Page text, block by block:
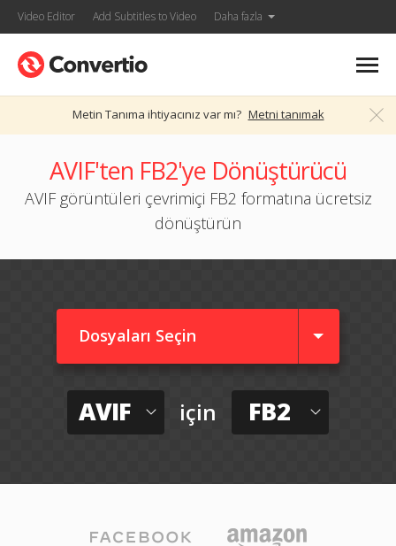
Video Editor Add Subtitles to Video Daha fazla
Metin Tanıma ihtiyacınız var mı? Metni tanımak
AVIF'ten FB2'ye Dönüştürücü
AVIF görüntüleri çevrimiçi FB2 formatına ücretsiz
dönüştürün
Dosyaları Seçin
AVIF için FB2